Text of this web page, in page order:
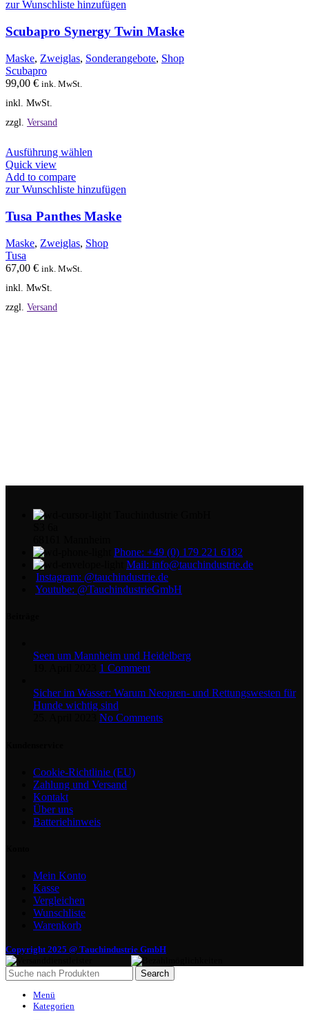
mehrere
auf.
Die
Optionen
können
zur Wunschliste hinzufügen
Scubapro Synergy Twin Maske
Maske, Zweiglas, Sonderangebote, Shop
Scubapro
99,00 € ink. MwSt.
inkl. MwSt.
zzgl. Versand
Ausführung wählen
mehrere
auf.
Die
Optionen
können
Quick view
Add to compare
zur Wunschliste hinzufügen
Tusa Panthes Maske
Maske, Zweiglas, Shop
Tusa
67,00 € ink. MwSt.
inkl. MwSt.
zzgl. Versand
Phone: +49 (0) 179 221 6182
Mail: info@tauchindustrie.de
Instagram: @tauchindustrie.de
Youtube: @TauchindustrieGmbH
Seen um Mannheim und Heidelberg
1 Comment
Sicher im Wasser: Warum Neopren- und Rettungswesten für
Hunde wichtig sind
No Comments
Cookie-Richtlinie (EU)
Zahlung und Versand
Kontakt
Über uns
Batteriehinweis
Mein Konto
Kasse
Vergleichen
Wunschliste
Warenkorb
Copyright 2025 @ Tauchindustrie GmbH
Search
Menü
Kategorien